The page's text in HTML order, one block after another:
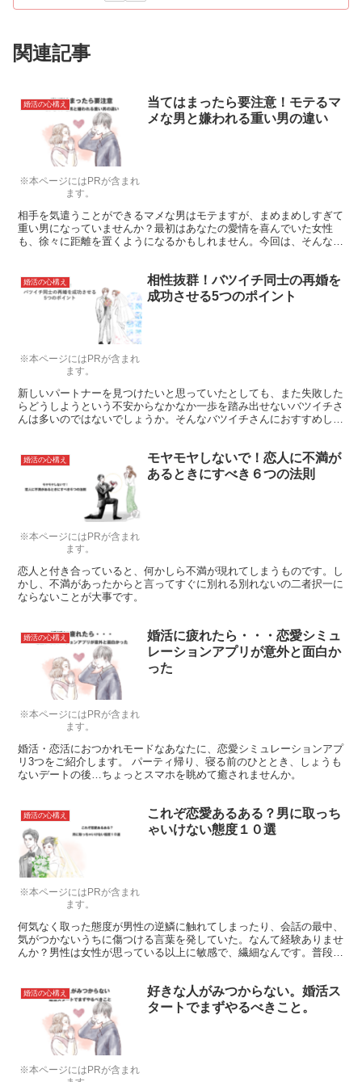
関連記事
※本ページにはPRが含まれ
ます。
婚活の心構え
当てはまったら要注意！モテるマ
メな男と嫌われる重い男の違い
相手を気遣うことができるマメな男はモテますが、まめまめしすぎて
重い男になっていませんか？最初はあなたの愛情を喜んでいた女性
も、徐々に距離を置くようになるかもしれません。今回は、そんな重
※本ページにはPRが含まれ
ます。
婚活の心構え
相性抜群！バツイチ同士の再婚を
成功させる5つのポイント
新しいパートナーを見つけたいと思っていたとしても、また失敗した
らどうしようという不安からなかなか一歩を踏み出せないバツイチさ
んは多いのではないでしょうか。そんなバツイチさんにおすすめした
※本ページにはPRが含まれ
ます。
婚活の心構え
モヤモヤしないで！恋人に不満が
あるときにすべき６つの法則
恋人と付き合っていると、何かしら不満が現れてしまうものです。し
かし、不満があったからと言ってすぐに別れる別れないの二者択一に
ならないことが大事です。
※本ページにはPRが含まれ
ます。
婚活の心構え
婚活に疲れたら・・・恋愛シミュ
レーションアプリが意外と面白か
った
婚活・恋活におつかれモードなあなたに、恋愛シミュレーションアプ
リ3つをご紹介します。 パーティ帰り、寝る前のひととき、しょうも
ないデートの後…ちょっとスマホを眺めて癒されませんか。
※本ページにはPRが含まれ
ます。
婚活の心構え
これぞ恋愛あるある？男に取っち
ゃいけない態度１０選
何気なく取った態度が男性の逆鱗に触れてしまったり、会話の最中、
気がつかないうちに傷つける言葉を発していた。なんて経験ありませ
んか？男性は女性が思っている以上に敏感で、繊細なんです。普段
※本ページにはPRが含まれ
婚活の心構え
好きな人がみつからない。婚活ス
タートでまずやるべきこと。